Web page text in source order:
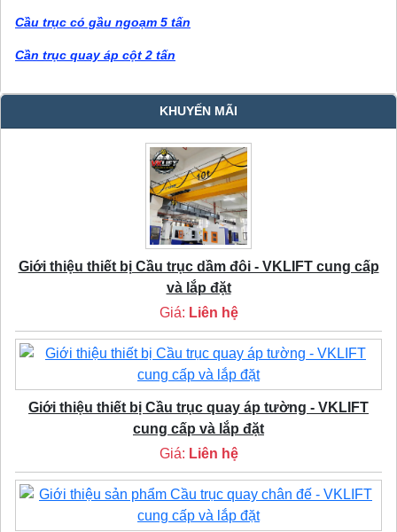
Cầu trục có gầu ngoạm 5 tấn
Cần trục quay áp cột 2 tấn
KHUYẾN MÃI
Giới thiệu thiết bị Cầu trục dầm đôi - VKLIFT cung cấp
và lắp đặt
Giá: Liên hệ
Giới thiệu thiết bị Cầu trục quay áp tường - VKLIFT
cung cấp và lắp đặt
Giá: Liên hệ